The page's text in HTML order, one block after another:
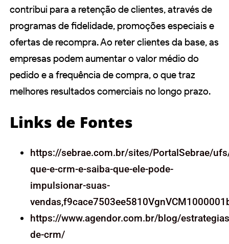
contribui para a retenção de clientes, através de
programas de fidelidade, promoções especiais e
ofertas de recompra. Ao reter clientes da base, as
empresas podem aumentar o valor médio do
pedido e a frequência de compra, o que traz
melhores resultados comerciais no longo prazo.
Links de Fontes
https://sebrae.com.br/sites/PortalSebrae/
que-e-crm-e-saiba-que-ele-pode-
impulsionar-suas-
https://www.agendor.com.br/blog/
de-crm/